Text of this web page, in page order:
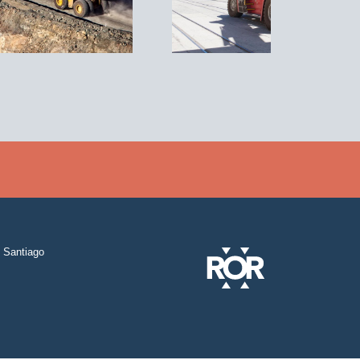
Santiago